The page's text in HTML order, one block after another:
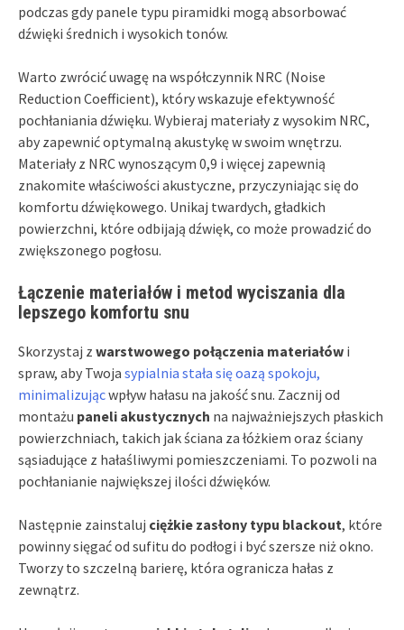
podczas gdy panele typu piramidki mogą absorbować
dźwięki średnich i wysokich tonów.
Warto zwrócić uwagę na współczynnik NRC (Noise
Reduction Coefficient), który wskazuje efektywność
pochłaniania dźwięku. Wybieraj materiały z wysokim NRC,
aby zapewnić optymalną akustykę w swoim wnętrzu.
Materiały z NRC wynoszącym 0,9 i więcej zapewnią
znakomite właściwości akustyczne, przyczyniając się do
komfortu dźwiękowego. Unikaj twardych, gładkich
powierzchni, które odbijają dźwięk, co może prowadzić do
zwiększonego pogłosu.
Łączenie materiałów i metod wyciszania dla
lepszego komfortu snu
Skorzystaj z warstwowego połączenia materiałów i
spraw, aby Twoja sypialnia stała się oazą spokoju,
minimalizującwpływ hałasu na jakość snu. Zacznij od
montażu paneli akustycznych na najważniejszych płaskich
powierzchniach, takich jak ściana za łóżkiem oraz ściany
sąsiadujące z hałaśliwymi pomieszczeniami. To pozwoli na
pochłanianie największej ilości dźwięków.
Następnie zainstaluj ciężkie zasłony typu blackout, które
powinny sięgać od sufitu do podłogi i być szersze niż okno.
Tworzy to szczelną barierę, która ogranicza hałas z
zewnątrz.